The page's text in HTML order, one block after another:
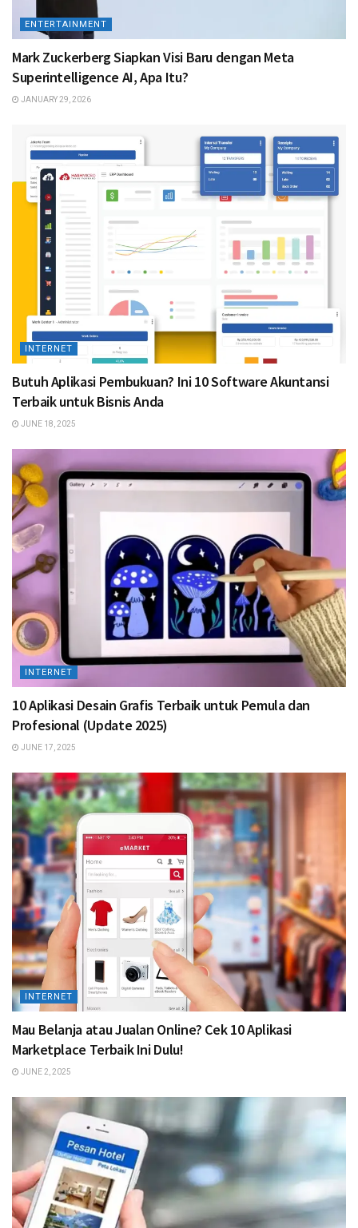
ENTERTAINMENT
Mark Zuckerberg Siapkan Visi Baru dengan Meta
Superintelligence AI, Apa Itu?
JANUARY 29, 2026
INTERNET
Butuh Aplikasi Pembukuan? Ini 10 Software Akuntansi
Terbaik untuk Bisnis Anda
JUNE 18, 2025
INTERNET
10 Aplikasi Desain Grafis Terbaik untuk Pemula dan
Profesional (Update 2025)
JUNE 17, 2025
INTERNET
Mau Belanja atau Jualan Online? Cek 10 Aplikasi
Marketplace Terbaik Ini Dulu!
JUNE 2, 2025